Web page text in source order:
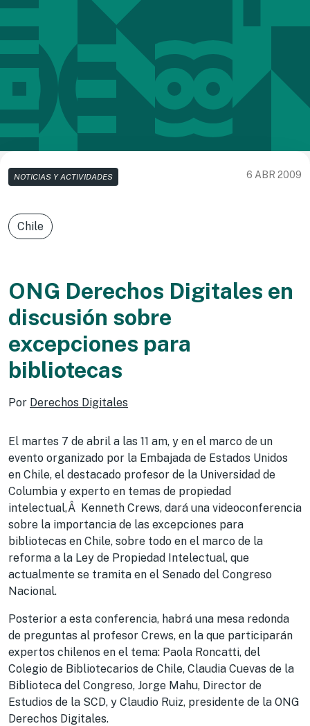
NOTICIAS Y ACTIVIDADES 6 ABR 2009
Chile
ONG Derechos Digitales en
discusión sobre
excepciones para
bibliotecas
Por Derechos Digitales
El martes 7 de abril a las 11 am, y en el marco de un
evento organizado por la Embajada de Estados Unidos
en Chile, el destacado profesor de la Universidad de
Columbia y experto en temas de propiedad
intelectual,Â Kenneth Crews, dará una videoconferencia
sobre la importancia de las excepciones para
bibliotecas en Chile, sobre todo en el marco de la
reforma a la Ley de Propiedad Intelectual, que
actualmente se tramita en el Senado del Congreso
Nacional.
Posterior a esta conferencia, habrá una mesa redonda
de preguntas al profesor Crews, en la que participarán
expertos chilenos en el tema: Paola Roncatti, del
Colegio de Bibliotecarios de Chile, Claudia Cuevas de la
Biblioteca del Congreso, Jorge Mahu, Director de
Estudios de la SCD, y Claudio Ruiz, presidente de la ONG
Derechos Digitales.